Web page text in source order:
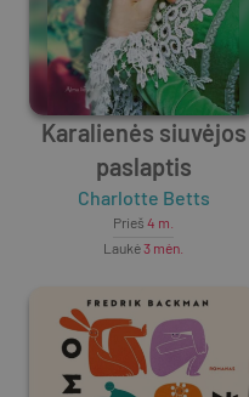
Karalienės siuvėjos
paslaptis
Charlotte Betts
Prieš 4 m.
Laukė3 mėn.